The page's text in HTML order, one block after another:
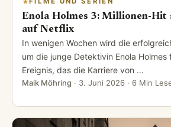
Enola Holmes 3: Millionen-Hit
auf Netflix
In wenigen Wochen wird die
um die junge Detektivin Enola
Ereignis, das die Karriere von …
Maik Möhring · 3. Juni 2026 · 6 Min